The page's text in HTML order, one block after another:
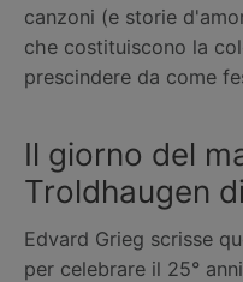
canzoni (e storie
che costituiscono la
prescindere da come
Il giorno del
Troldhaugen
Edvard Grieg scrisse
per celebrare il 25°